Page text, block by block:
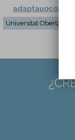
Universitat Oberta de